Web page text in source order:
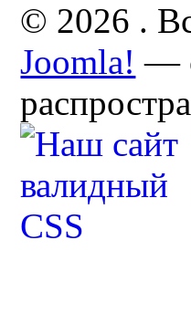
© 2026 .
Joomla! —